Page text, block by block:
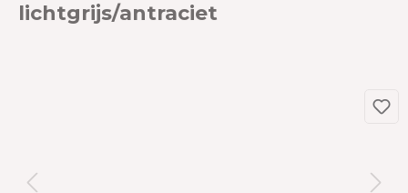
lichtgrijs/antraciet